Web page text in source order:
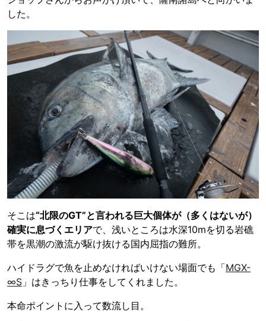
した。
そこは“北限のGT”と言われる巨大個体が（多くはないが）
確実に息づくエリアで、浅いところは水深10mを切る岩礁
帯を黒潮の激流が駆け抜ける国内屈指の難所。
ハイドラグで魚を止めなければいけない場面でも「MGX-
∞S 」はきっちり仕事をしてくれました。
本命ポイントに入って数流し目。